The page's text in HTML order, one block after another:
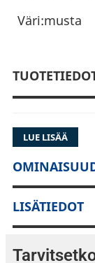
Väri:musta
LUE LISÄÄ
LISÄTIEDOT